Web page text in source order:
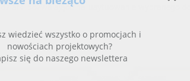
działki pozwalające na usytuowanie wybranego